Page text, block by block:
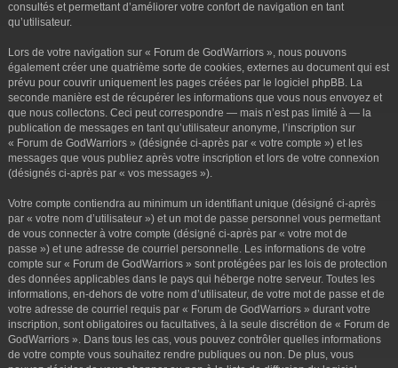
consultés et permettant d’améliorer votre confort de navigation en tant
qu’utilisateur.
Lors de votre navigation sur « Forum de GodWarriors », nous pouvons
également créer une quatrième sorte de cookies, externes au document qui est
prévu pour couvrir uniquement les pages créées par le logiciel phpBB. La
seconde manière est de récupérer les informations que vous nous envoyez et
que nous collectons. Ceci peut correspondre — mais n’est pas limité à — la
publication de messages en tant qu’utilisateur anonyme, l’inscription sur
« Forum de GodWarriors » (désignée ci-après par « votre compte ») et les
messages que vous publiez après votre inscription et lors de votre connexion
(désignés ci-après par « vos messages »).
Votre compte contiendra au minimum un identifiant unique (désigné ci-après
par « votre nom d’utilisateur ») et un mot de passe personnel vous permettant
de vous connecter à votre compte (désigné ci-après par « votre mot de
passe ») et une adresse de courriel personnelle. Les informations de votre
compte sur « Forum de GodWarriors » sont protégées par les lois de protection
des données applicables dans le pays qui héberge notre serveur. Toutes les
informations, en-dehors de votre nom d’utilisateur, de votre mot de passe et de
votre adresse de courriel requis par « Forum de GodWarriors » durant votre
inscription, sont obligatoires ou facultatives, à la seule discrétion de « Forum de
GodWarriors ». Dans tous les cas, vous pouvez contrôler quelles informations
de votre compte vous souhaitez rendre publiques ou non. De plus, vous